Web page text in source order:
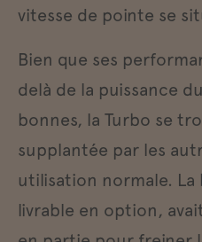
vitesse de pointe se
Bien que ses
delà de la puissance
bonnes, la Turbo se
supplantée par les
utilisation normale.
livrable en option,